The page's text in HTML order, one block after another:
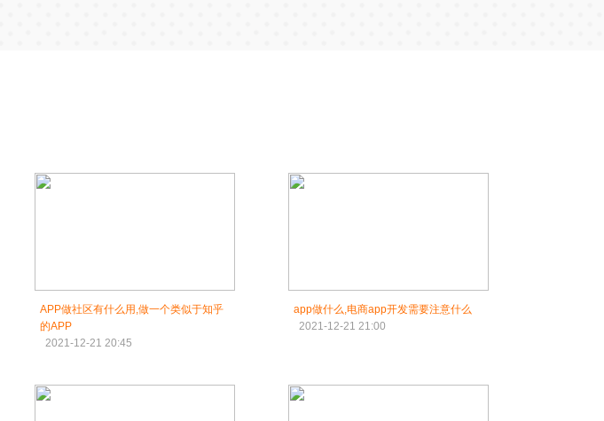
APP做社区有什么用,做一个类似于知乎
的APP
2021-12-21 20:45
app做什么,电商app开发需要注意什么
2021-12-21 21:00